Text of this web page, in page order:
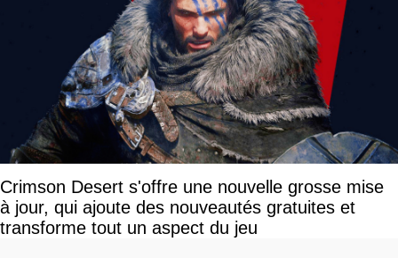
Crimson Desert s'offre une nouvelle grosse mise
à jour, qui ajoute des nouveautés gratuites et
transforme tout un aspect du jeu